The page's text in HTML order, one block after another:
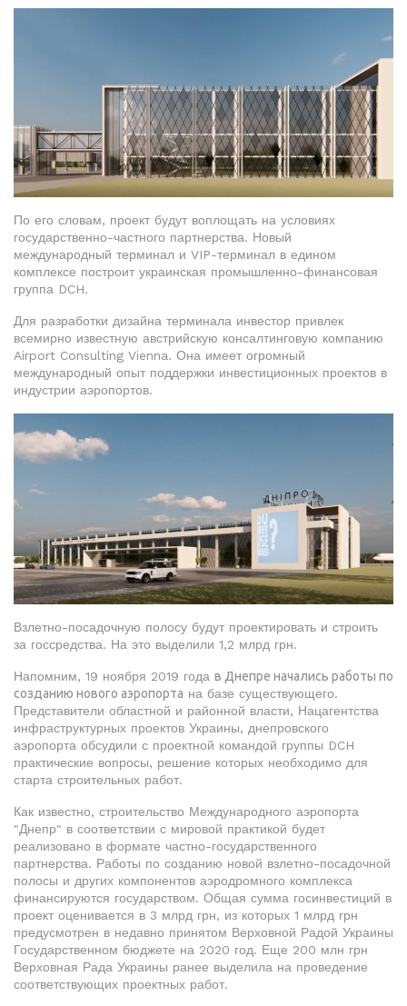
По его словам, проект будут воплощать на условиях
государственно-частного партнерства. Новый
международный терминал и VIP-терминал в едином
комплексе построит украинская промышленно-финансовая
группа DCH.
Для разработки дизайна терминала инвестор привлек
всемирно известную австрийскую консалтинговую компанию
Airport Consulting Vienna. Она имеет огромный
международный опыт поддержки инвестиционных проектов в
индустрии аэропортов.
Взлетно-посадочную полосу будут проектировать и строить
за госсредства. На это выделили 1,2 млрд грн.
Напомним, 19 ноября 2019 года в Днепре начались работы по
созданию нового аэропорта на базе существующего.
Представители областной и районной власти, Нацагентства
инфраструктурных проектов Украины, днепровского
аэропорта обсудили с проектной командой группы DCH
практические вопросы, решение которых необходимо для
старта строительных работ.
Как известно, строительство Международного аэропорта
"Днепр" в соответствии с мировой практикой будет
реализовано в формате частно-государственного
партнерства. Работы по созданию новой взлетно-посадочной
полосы и других компонентов аэродромного комплекса
финансируются государством. Общая сумма госинвестиций в
проект оценивается в 3 млрд грн, из которых 1 млрд грн
предусмотрен в недавно принятом Верховной Радой Украины
Государственном бюджете на 2020 год. Еще 200 млн грн
Верховная Рада Украины ранее выделила на проведение
соответствующих проектных работ.